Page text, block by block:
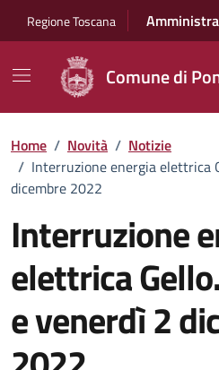
Regione Toscana
Comune di
Home / Novità / Notizie
/ Interruzione energia elettrica
dicembre 2022
Interruzione
elettrica
e venerdì 2